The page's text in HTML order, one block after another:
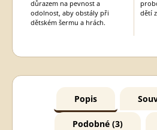
důrazem na pevnost a
odolnost, aby obstály při
dětském šermu a hrách.
dětí
Popis
Podobné (3)